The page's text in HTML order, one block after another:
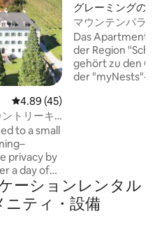
レビュー45件、5つ星中4.89つ
4.89 (45)
トリーキ
to a small
privacy by
a day of
village
グレーミングのマ
ート
マウンテンパラダ
4（von myNests
Das Apartment
der Region
gehört zu den
der "myNests"-
ーションレンタル
ニティ・設備